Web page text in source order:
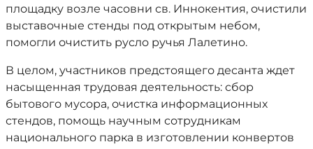
площадку возле часовни св. Иннокентия, очистили
выставочные стенды под открытым небом,
помогли очистить русло ручья Лалетино.
В целом, участников предстоящего десанта ждет
насыщенная трудовая деятельность: сбор
бытового мусора, очистка информационных
стендов, помощь научным сотрудникам
национального парка в изготовлении конвертов